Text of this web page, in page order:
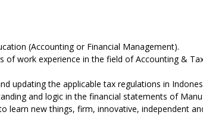
(Accounting or Financial Management).
of work experience in the field of Accounting &
updating the applicable tax regulations in
and logic in the financial statements of
learn new things, firm, innovative, independent